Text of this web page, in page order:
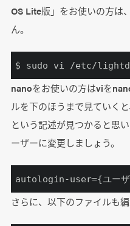
OS Lite版」をお使いの方は
ん。
$ sudo vi /etc/
nanoをお使いの方はviを
ルを下のほうまで見ていく
という記述が見つかると思
ーザーに変更しましょう。
autologin-user={ユー
さらに、以下のファイルも編